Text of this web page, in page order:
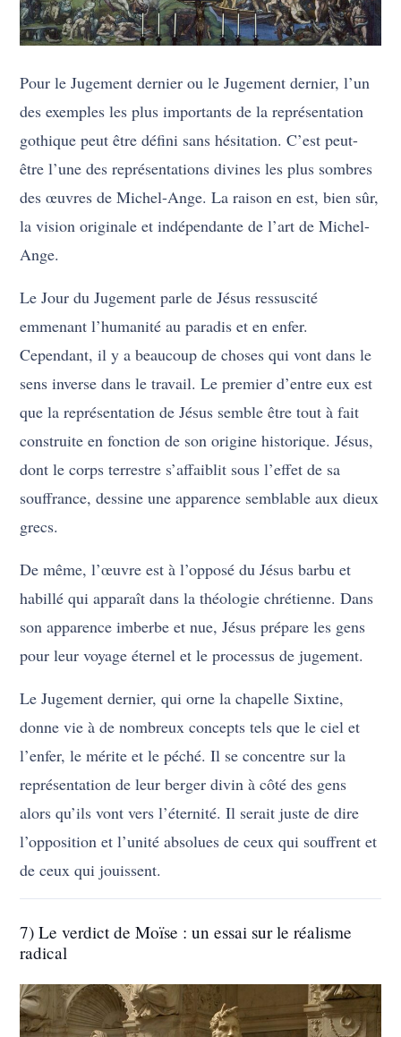
Pour le Jugement dernier ou le Jugement dernier, l’un
des exemples les plus importants de la représentation
gothique peut être défini sans hésitation. C’est peut-
être l’une des représentations divines les plus sombres
des œuvres de Michel-Ange. La raison en est, bien sûr,
la vision originale et indépendante de l’art de Michel-
Ange.
Le Jour du Jugement parle de Jésus ressuscité
emmenant l’humanité au paradis et en enfer.
Cependant, il y a beaucoup de choses qui vont dans le
sens inverse dans le travail. Le premier d’entre eux est
que la représentation de Jésus semble être tout à fait
construite en fonction de son origine historique. Jésus,
dont le corps terrestre s’affaiblit sous l’effet de sa
souffrance, dessine une apparence semblable aux dieux
grecs.
De même, l’œuvre est à l’opposé du Jésus barbu et
habillé qui apparaît dans la théologie chrétienne. Dans
son apparence imberbe et nue, Jésus prépare les gens
pour leur voyage éternel et le processus de jugement.
Le Jugement dernier, qui orne la chapelle Sixtine,
donne vie à de nombreux concepts tels que le ciel et
l’enfer, le mérite et le péché. Il se concentre sur la
représentation de leur berger divin à côté des gens
alors qu’ils vont vers l’éternité. Il serait juste de dire
l’opposition et l’unité absolues de ceux qui souffrent et
de ceux qui jouissent.
7) Le verdict de Moïse : un essai sur le réalisme
radical